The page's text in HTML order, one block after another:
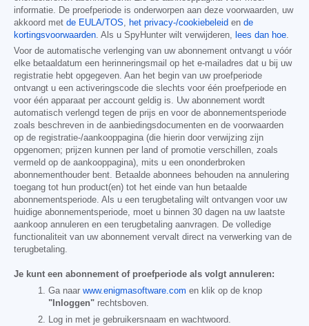
informatie. De proefperiode is onderworpen aan deze voorwaarden, uw
akkoord met de EULA/TOS, het privacy-/cookiebeleid en de
kortingsvoorwaarden. Als u SpyHunter wilt verwijderen, lees dan hoe.
Voor de automatische verlenging van uw abonnement ontvangt u vóór
elke betaaldatum een herinneringsmail op het e-mailadres dat u bij uw
registratie hebt opgegeven. Aan het begin van uw proefperiode
ontvangt u een activeringscode die slechts voor één proefperiode en
voor één apparaat per account geldig is. Uw abonnement wordt
automatisch verlengd tegen de prijs en voor de abonnementsperiode
zoals beschreven in de aanbiedingsdocumenten en de voorwaarden
op de registratie-/aankooppagina (die hierin door verwijzing zijn
opgenomen; prijzen kunnen per land of promotie verschillen, zoals
vermeld op de aankooppagina), mits u een ononderbroken
abonnementhouder bent. Betaalde abonnees behouden na annulering
toegang tot hun product(en) tot het einde van hun betaalde
abonnementsperiode. Als u een terugbetaling wilt ontvangen voor uw
huidige abonnementsperiode, moet u binnen 30 dagen na uw laatste
aankoop annuleren en een terugbetaling aanvragen. De volledige
functionaliteit van uw abonnement vervalt direct na verwerking van de
terugbetaling.
Je kunt een abonnement of proefperiode als volgt annuleren:
Ga naar www.enigmasoftware.com en klik op de knop
"Inloggen" rechtsboven.
Log in met je gebruikersnaam en wachtwoord.